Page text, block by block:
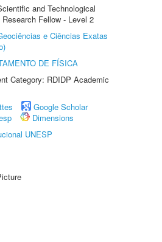
and Technological
Fellow - Level 2
e Ciências Exatas
DE FÍSICA
Category: RDIDP Academic
Google Scholar
Dimensions
UNESP